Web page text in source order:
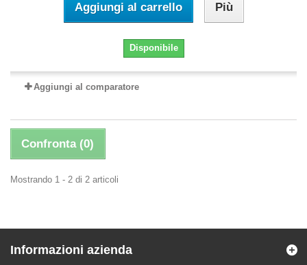
Aggiungi al carrello Più
Disponibile
Aggiungi al comparatore
Confronta (0)
Mostrando 1 - 2 di 2 articoli
Informazioni azienda